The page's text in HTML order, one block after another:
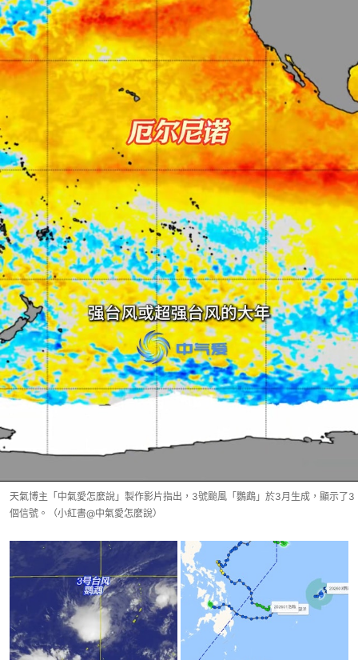
天氣博主「中氣愛怎麼說」製作影片指出，3號颱風「鸚鵡」於3月生成，顯示了3
個信號。（小紅書@中氣愛怎麼說）